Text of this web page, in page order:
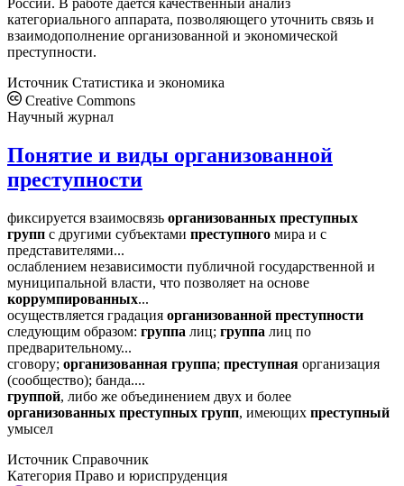
России. В работе дается качественный анализ
категориального аппарата, позволяющего уточнить связь и
взаимодополнение организованной и экономической
преступности.
Источник Статистика и экономика
Creative Commons
Научный журнал
Понятие и виды организованной
преступности
фиксируется взаимосвязь организованных преступных
групп с другими субъектами преступного мира и с
представителями...
ослаблением независимости публичной государственной и
муниципальной власти, что позволяет на основе
коррумпированных...
осуществляется градация организованной преступности
следующим образом: группа лиц; группа лиц по
предварительному...
сговору; организованная группа; преступная организация
(сообщество); банда....
группой, либо же объединением двух и более
организованных преступных групп, имеющих преступный
умысел
Источник Справочник
Категория Право и юриспруденция